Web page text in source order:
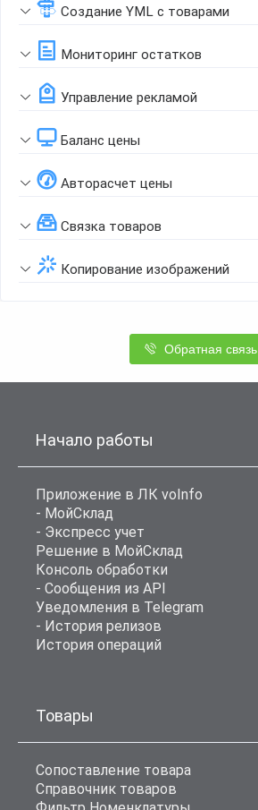
Создание YML с товарами
Мониторинг остатков
Управление рекламой
Баланс цены
Авторасчет цены
Связка товаров
Копирование изображений
Обратная связь
Начало работы
Приложение в ЛК voInfo
- МойСклад
- Экспресс учет
Решение в МойСклад
Консоль обработки
- Сообщения из API
Уведомления в Telegram
- История релизов
История операций
Товары
Сопоставление товара
Справочник товаров